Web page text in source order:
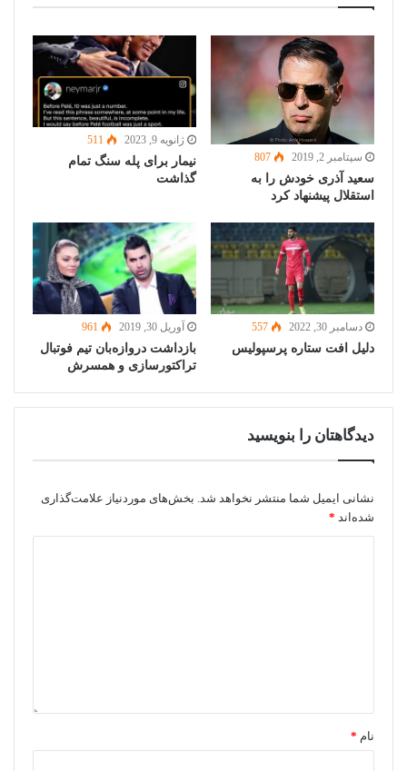
سپتامبر 2, 2019 807
سعید آذری خودش را به
استقلال پیشنهاد کرد
ژانویه 9, 2023 511
نیمار برای پله سنگ تمام
گذاشت
دسامبر 30, 2022 557
دلیل افت ستاره پرسپولیس
آوریل 30, 2019 961
بازداشت دروازه‌بان تیم فوتبال
تراکتورسازی و همسرش
دیدگاهتان را بنویسید
نشانی ایمیل شما منتشر نخواهد شد. بخش‌های موردنیاز علامت‌گذاری
شده‌اند *
نام *